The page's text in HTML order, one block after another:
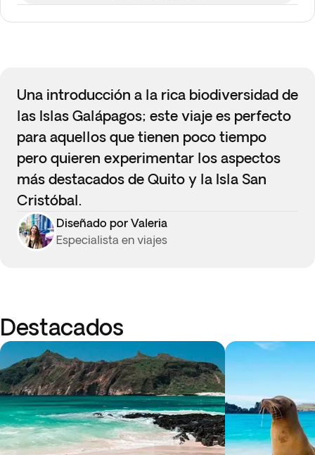
Una introducción a la rica biodiversidad de
las Islas Galápagos; este viaje es perfecto
para aquellos que tienen poco tiempo
pero quieren experimentar los aspectos
más destacados de Quito y la Isla San
Cristóbal.
Diseñado por Valeria
Especialista en viajes
Destacados